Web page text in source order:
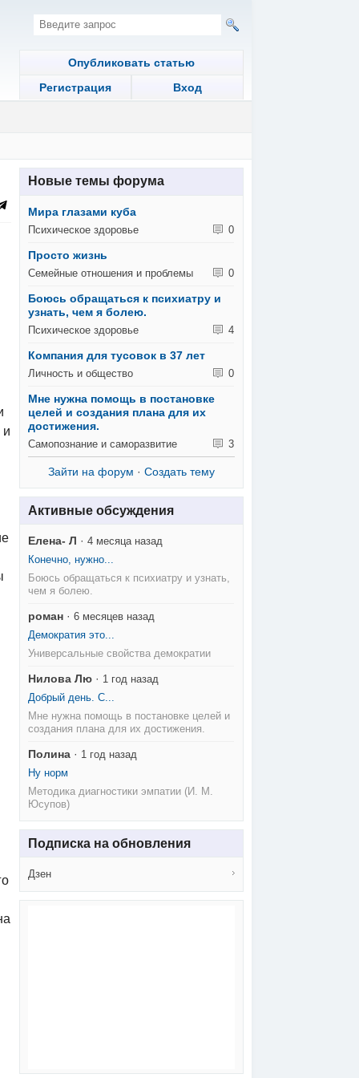
Опубликовать статью
Регистрация
Вход
и
Новые темы форума
Мира глазами куба
Психическое здоровье 0
Просто жизнь
Семейные отношения и проблемы 0
Боюсь обращаться к психиатру и
узнать, чем я болею.
Психическое здоровье 4
Компания для тусовок в 37 лет
Личность и общество 0
Мне нужна помощь в постановке
целей и создания плана для их
достижения.
Самопознание и саморазвитие 3
Зайти на форум · Создать тему
Активные обсуждения
Елена- Л ·4 месяца назад
Конечно, нужно...
Боюсь обращаться к психиатру и узнать,
чем я болею.
роман ·6 месяцев назад
Демократия это...
Универсальные свойства демократии
Нилова Лю · 1 год назад
Добрый день. С...
Мне нужна помощь в постановке целей и
создания плана для их достижения.
Полина · 1 год назад
Ну норм
Методика диагностики эмпатии (И. М.
Юсупов)
Подписка на обновления
Дзен